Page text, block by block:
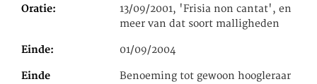
Oratie
13/09/2001, 'Frisia non cantat', en
meer van dat soort malligheden
Einde 01/09/2004
Einde
Benoeming tot gewoon hoogleraar